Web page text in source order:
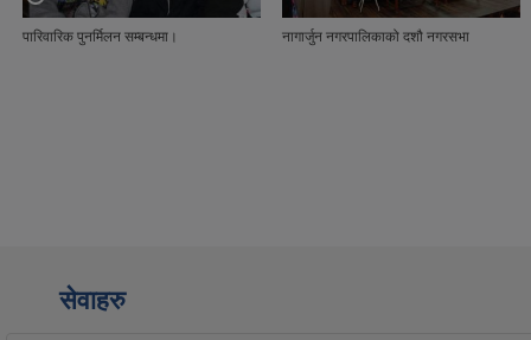
नागार्जुन नगरपालिकाको दशौ नगरसभा
यस नागार्जुन नगरपालिका अन्तर्गत हाल वडा नं ७
सेवाहरु